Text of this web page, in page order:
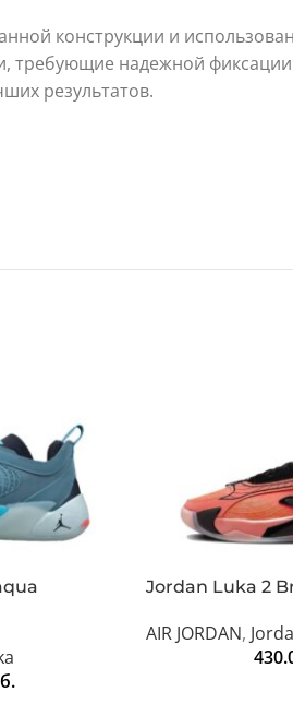
конструкции и
требующие надежной
результатов.
Jordan Luka 2
AIR JORDAN,